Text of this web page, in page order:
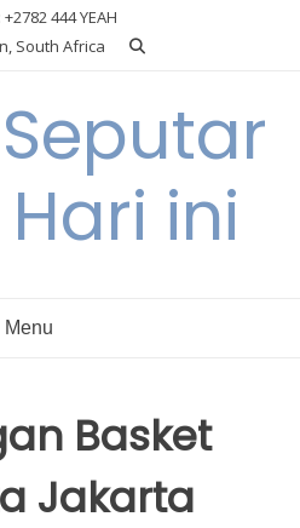
444 YEAH
South Africa
ini
Menu
Basket
Jakarta